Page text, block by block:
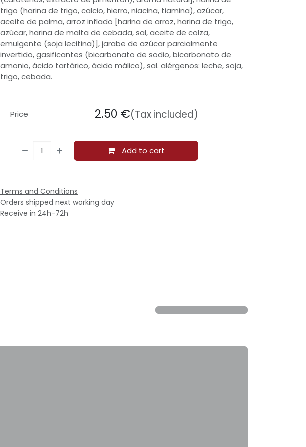
trigo (harina de trigo, calcio, hierro, niacina, tiamina), azúcar,
aceite de palma, arroz inflado [harina de arroz, harina de trigo,
azúcar, harina de malta de cebada, sal, aceite de colza,
emulgente (soja lecitina)], jarabe de azúcar parcialmente
invertido, gasificantes (bicarbonato de sodio, bicarbonato de
amonio, ácido tartárico, ácido málico), sal. alérgenos: leche, soja,
trigo, cebada.
Add to cart
Price 2.50 €(Tax included)
Terms and Conditions
Orders shipped next working day
Receive in 24h-72h